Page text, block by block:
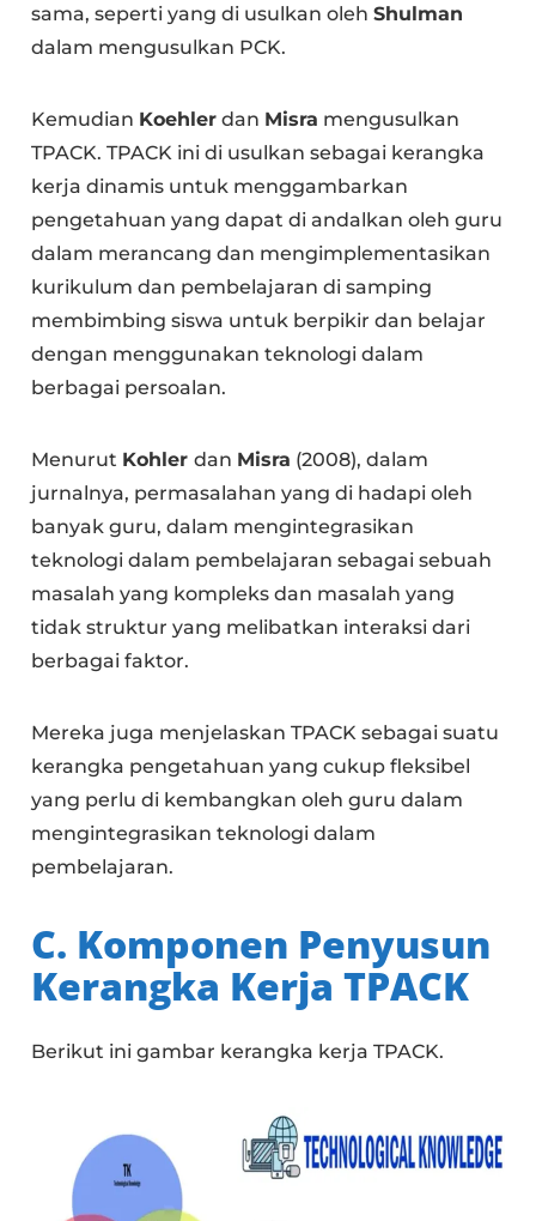
sama, seperti yang di usulkan olehShulman
dalam mengusulkan PCK.
Kemudian Koehler dan Misra mengusulkan
TPACK. TPACK ini di usulkan sebagai kerangka
kerja dinamis untuk menggambarkan
pengetahuan yang dapat di andalkan oleh guru
dalam merancang dan mengimplementasikan
kurikulum dan pembelajaran di samping
membimbing siswa untuk berpikir dan belajar
dengan menggunakan teknologi dalam
berbagai persoalan.
Menurut Kohlerdan Misra (2008), dalam
jurnalnya, permasalahan yang di hadapi oleh
banyak guru, dalam mengintegrasikan
teknologi dalam pembelajaran sebagai sebuah
masalah yang kompleks dan masalah yang
tidak struktur yang melibatkan interaksi dari
berbagai faktor.
Mereka juga menjelaskan TPACK sebagai suatu
kerangka pengetahuan yang cukup fleksibel
yang perlu di kembangkan oleh guru dalam
mengintegrasikan teknologi dalam
pembelajaran.
C. Komponen Penyusun
Kerangka Kerja TPACK
Berikut ini gambar kerangka kerja TPACK.